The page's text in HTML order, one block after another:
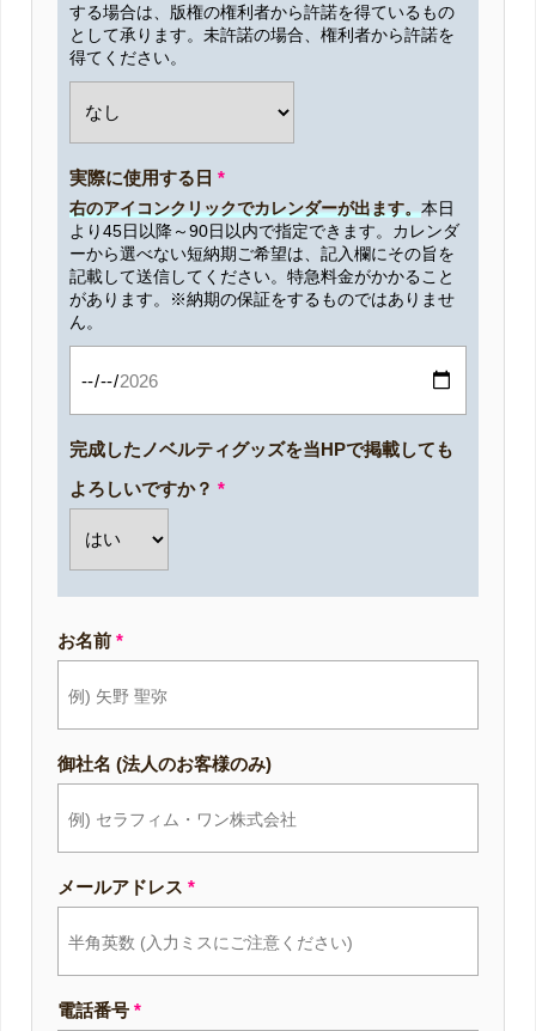
する場合は、版権の権利者から許諾を得ているもの
として承ります。未許諾の場合、権利者から許諾を
得てください。
実際に使用する日 *
右のアイコンクリックでカレンダーが出ます。 本日
より45日以降～90日以内で指定できます。カレンダ
ーから選べない短納期ご希望は、記入欄にその旨を
記載して送信してください。特急料金がかかること
があります。※納期の保証をするものではありませ
ん。
完成したノベルティグッズを当HPで掲載しても
よろしいですか？ *
お名前*
御社名 (法人のお客様のみ)
メールアドレス *
電話番号*